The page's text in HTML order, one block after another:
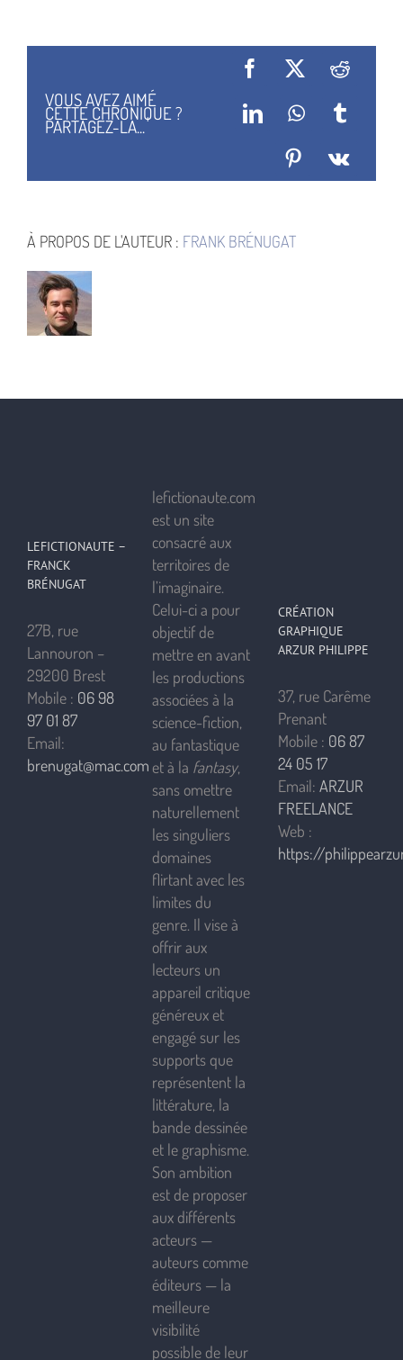
Bouddha
VOUS AVEZ AIMÉ
CETTE CHRONIQUE ?
PARTAGEZ-LA...
Facebook
X Reddit
LinkedInWhatsApp
Tumblr
Pinterest
Vk
À PROPOS DE L'AUTEUR : FRANK BRÉNUGAT
LEFICTIONAUTE –
FRANCK
BRÉNUGAT
27B, rue
Lannouron –
29200 Brest
Mobile : 06 98
97 01 87
Email:
brenugat@mac.com
lefictionaute.com
est un site
consacré aux
territoires de
l’imaginaire.
Celui-ci a pour
objectif de
mettre en avant
les productions
associées à la
science-fiction,
au fantastique
et à la fantasy,
sans omettre
naturellement
les singuliers
domaines
flirtant avec les
limites du
genre. Il vise à
offrir aux
lecteurs un
appareil critique
généreux et
engagé sur les
supports que
représentent la
littérature, la
bande dessinée
et le graphisme.
Son ambition
est de proposer
aux différents
acteurs —
auteurs comme
éditeurs — la
meilleure
visibilité
possible de leur
CRÉATION
GRAPHIQUE
ARZUR PHILIPPE
37, rue Carême
Prenant
Mobile : 06 87
24 05 17
Email: ARZUR
FREELANCE
Web :
https://